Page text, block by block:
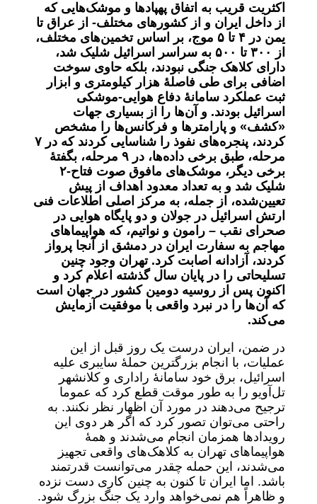
اکثریت قریب به اتفاق پهپادها و موشک‌هایی که
از داخل ایران و از کشورهای مختلف- از عراق تا
یمن در ۴ تا ۵ موج، بر اساس تخمین‌های مختلف،
از ٣٠٠ تا ۵٠٠ به سراسر اسرائیل شلیک شد،
دارای کلاهک جنگی نبودند، بلکه حاوی سوخت
اضافی برای طی فاصلۀ هزار کیلومتری و ابزار
ثبت عملکرد سامانۀ دفاع هوایی-موشکی
اسرائیل بودند. و آن‌ها را از بسیاری جهات
«کشف» و پارامترها و فرکانس‌ها را مشخص
کردند، پنجره‌های نفوذ را شناسایی کردند که در ٧
مرحله، طبق برخی داده‌ها، در ٩ مرحله، بگفتۀ
برخی دیگر، موشک‌های مافوق صوت فتاح-٢
شلیک شد و به تعداد معدود اهداف از پیش
تعیینشده، از جمله، به مرکز اصلی اطلاعات فنی
ارتش اسرائیل در جولان و دو پایگاه هوایی در
صحرای نقب – رامون و نواتیم، که هواپیماهای
مهاجم به سفارت ایران در دمشق از آنجا پرواز
کردند، آزادانه اصابت کرد. تهران وجود چنین
تسلیحاتی را در پایان سال گذشته اعلام کرد و
اکنون پس از روسیه دومین کشور در جهان است
که آن‌ها را در نبرد واقعی با موفقیت آزمایش
می‌کند.
در ضمن، ایران درست یک روز قبل از این
عملیات، با انجام بزرگترین حملۀ سایبری علیه
اسرائیل، برق خود سامانۀ راداری و کلانشهر
تل‌آویو را به طور موقت قطع کرد که عموما
ترجیح می‌دهند در مورد آن اظهار نظر نکنند. به
راحتی می‌توان تصور کرد که اگر هر دوی این
رویدادها همزمان انجام می‌شدند و همۀ
هواپیماهای تهران به کلاهک‌های واقعی تجهیز
می‌شدند، این حمله چقدر می‌توانست قدرتمند
باشد. اما ایران تا کنون به چنین کاری دست نزده
و ظاهراً هم نمی‌خواهد وارد یک جنگ بزرگ شود.